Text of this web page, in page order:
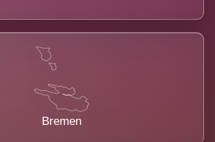
Bremen